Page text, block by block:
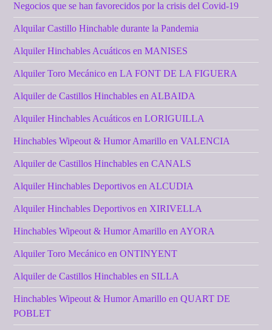
Negocios que se han favorecidos por la crisis del Covid-19
Alquilar Castillo Hinchable durante la Pandemia
Alquiler Hinchables Acuáticos en MANISES
Alquiler Toro Mecánico en LA FONT DE LA FIGUERA
Alquiler de Castillos Hinchables en ALBAIDA
Alquiler Hinchables Acuáticos en LORIGUILLA
Hinchables Wipeout & Humor Amarillo en VALENCIA
Alquiler de Castillos Hinchables en CANALS
Alquiler Hinchables Deportivos en ALCUDIA
Alquiler Hinchables Deportivos en XIRIVELLA
Hinchables Wipeout & Humor Amarillo en AYORA
Alquiler Toro Mecánico en ONTINYENT
Alquiler de Castillos Hinchables en SILLA
Hinchables Wipeout & Humor Amarillo en QUART DE
POBLET